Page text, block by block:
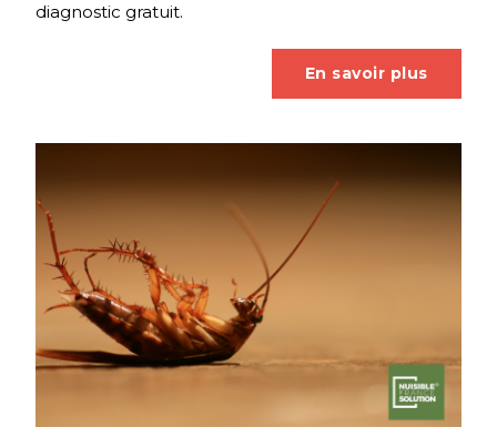
diagnostic gratuit.
En savoir plus